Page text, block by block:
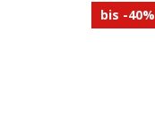
Zum
Ende
bis -40%